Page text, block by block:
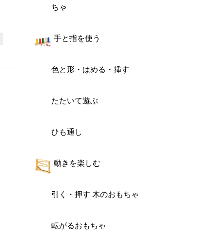
ちゃ
手と指を使う
色と形・はめる・挿す
たたいて遊ぶ
ひも通し
動きを楽しむ
引く・押す 木のおもちゃ
転がるおもちゃ